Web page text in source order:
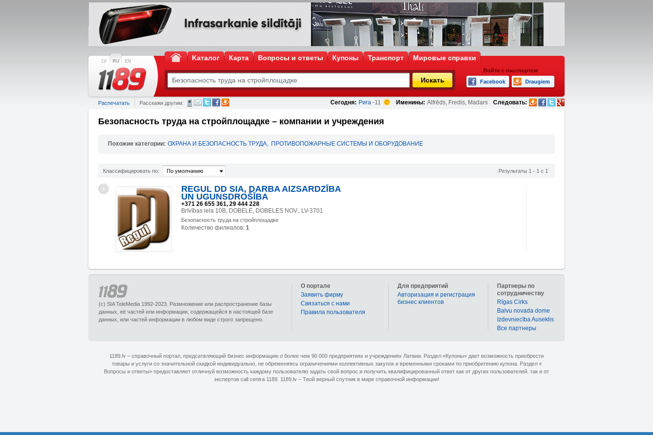
LV RU EN Kаталог Карта Вопросы и ответы Купоны Транспорт Мировые справки
Искать
Войти с пасспортом
Facebook
Draugiem
Сегодня: Рига -11 Именины: Alfrēds, Fredis, Madars Следовать:
Распечатать Расскажи другим:
Безопасность труда на стройплощадке – компании и учреждения
Похожие категории: ОХРАНА И БЕЗОПАСНОСТЬ ТРУДА, ПРОТИВОПОЖАРНЫЕ СИСТЕМЫ И ОБОРУДОВАНИЕ
Классифицировать по: По умолчанию Результаты 1 - 1 с 1
1
REGUL DD SIA, DARBA AIZSARDZĪBA
UN UGUNSDROŠĪBA
+371 26 655 361, 29 444 228
Brīvības iela 10B, DOBELE, DOBELES NOV., LV-3701
Безопасность труда на стройплощадке
Количество филиалов: 1
(c) SIA TeleMedia 1992-2023. Размножение или распространение базы
данных, её частей или информации, содержащейся в настоящей базе
данных, или частей информации в любом виде строго запрещено.
Партнеры по
сотрудничеству
Rīgas Cirks
Balvu novada dome
Izdevniecība Auseklis
Bce партнеры
Для предприятий
Авторизация и регистрация
бизнес клиентов
О портале
Заявить фирму
Связаться с нами
Правила пользователя
1189.lv – справочный портал, предсатвляющий бизнес информацию о более чем 90 000 предприятиях и учреждениях Латвии. Раздел «Купоны» дает возможность приобрести
товары и услуги со значительной скидкой индивидуально, не обременяясь ограничениями коллективных закупок и временными сроками по приобритению купона. Раздел «
Вопросы и ответы» предоставляет отличнуй возможность каждому пользователю задать свой вопрос и получить квалифицированный ответ как от других пользователей. так и от
экспертов сall centra 1189. 1189.lv – Твой верный спутник в мире справочной информации!